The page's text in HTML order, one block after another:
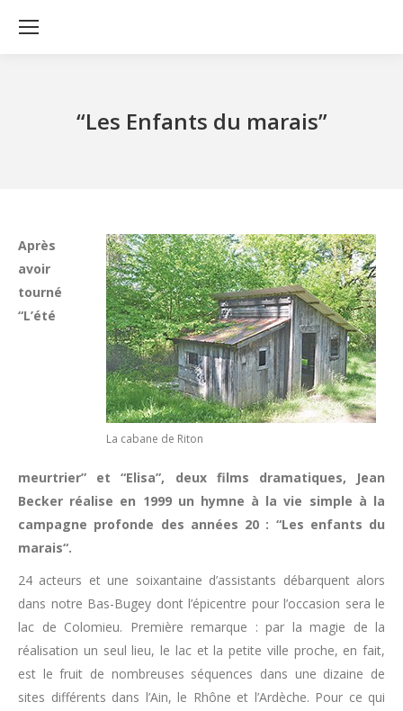
“Les Enfants du marais”
La cabane de Riton
Après
avoir
tourné
“L’été
meurtrier” et “Elisa”, deux films dramatiques, Jean
Becker réalise en 1999 un hymne à la vie simple à la
campagne profonde des années 20 : “Les enfants du
marais“.
24 acteurs et une soixantaine d’assistants débarquent alors
dans notre Bas-Bugey dont l’épicentre pour l’occasion sera le
lac de Colomieu. Première remarque : par la magie de la
réalisation un seul lieu, le lac et la petite ville proche, en fait,
est le fruit de nombreuses séquences dans une dizaine de
sites différents dans l’Ain, le Rhône et l’Ardèche. Pour ce qui